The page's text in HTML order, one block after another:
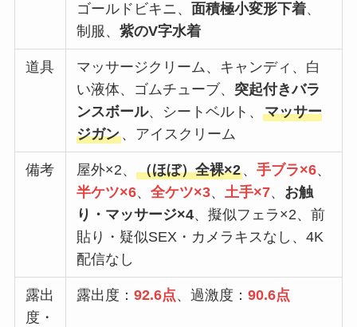
ゴールドビキニ、 面積極小変形下着、
制服、紫のV字水着
道具
マッサージクリーム、キャンディ、白
い液体、ゴムチューブ、 突起付きバラ
ンスボール、シートベルト、マッサー
ジガン、アイスクリーム
備考 屋外×2、（ほぼ）全裸×2、手ブラ×6、
半ケツ×6、全ケツ×3、土手×7、 お触
り・マッサージ×4、擬似フェラ×2、前
貼り・疑似SEX・カメラキスなし、4K
配信なし
露出
度・
露出度：92.6点、過激度：90.6点